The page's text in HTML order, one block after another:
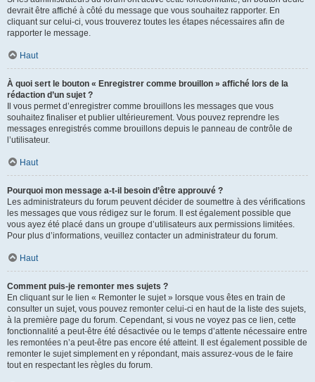
devrait être affiché à côté du message que vous souhaitez rapporter. En
cliquant sur celui-ci, vous trouverez toutes les étapes nécessaires afin de
rapporter le message.
Haut
À quoi sert le bouton « Enregistrer comme brouillon » affiché lors de la
rédaction d’un sujet ?
Il vous permet d’enregistrer comme brouillons les messages que vous
souhaitez finaliser et publier ultérieurement. Vous pouvez reprendre les
messages enregistrés comme brouillons depuis le panneau de contrôle de
l’utilisateur.
Haut
Pourquoi mon message a-t-il besoin d’être approuvé ?
Les administrateurs du forum peuvent décider de soumettre à des vérifications
les messages que vous rédigez sur le forum. Il est également possible que
vous ayez été placé dans un groupe d’utilisateurs aux permissions limitées.
Pour plus d’informations, veuillez contacter un administrateur du forum.
Haut
Comment puis-je remonter mes sujets ?
En cliquant sur le lien « Remonter le sujet » lorsque vous êtes en train de
consulter un sujet, vous pouvez remonter celui-ci en haut de la liste des sujets,
à la première page du forum. Cependant, si vous ne voyez pas ce lien, cette
fonctionnalité a peut-être été désactivée ou le temps d’attente nécessaire entre
les remontées n’a peut-être pas encore été atteint. Il est également possible de
remonter le sujet simplement en y répondant, mais assurez-vous de le faire
tout en respectant les règles du forum.